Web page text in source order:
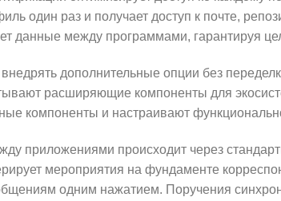
один раз и получает доступ к почте,
данные между программами, гарантируя
внедрять дополнительные опции без
расширяющие компоненты для
компоненты и настраивают
приложениями происходит через
мероприятия на фундаменте
одним нажатием. Поручения